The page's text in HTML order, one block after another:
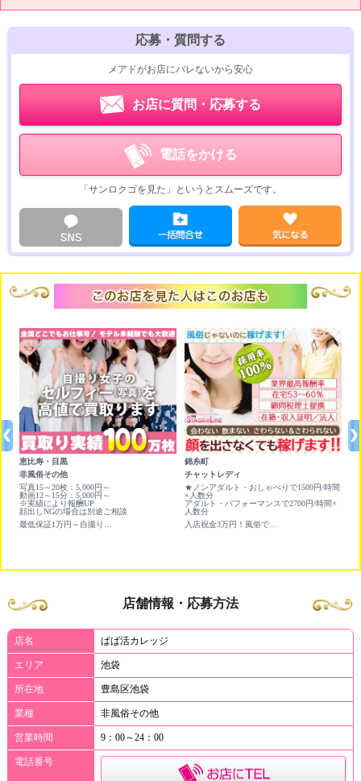
応募・質問する
メアドがお店にバレないから安心
お店に質問・応募する
電話をかける
「サンロクゴを見た」というとスムーズです。
恵比寿・目黒
非風俗その他
写真15～20枚：5,000円～
動画12～15分：5,000円～
※実績により報酬UP
顔出しNGの場合は別途ご相談
錦糸町
チャットレディ
★ノンアダルト・おしゃべりで1500円/時間
×人数分
アダルト・パフォーマンスで2700円/時間×
人数分
店舗情報・応募方法
店名 ぱぱ活カレッジ
エリア 池袋
所在地 豊島区池袋
業種 非風俗その他
営業時間 9：00～24：00
電話番号